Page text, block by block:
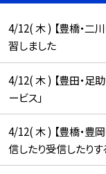
4/12( 木 ) 【豊橋・二
習しました
4/12( 木 ) 【豊田・足助
ービス」
4/12( 木 ) 【豊橋・豊
信したり受信したり